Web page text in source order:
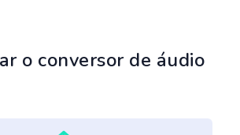
o conversor de áudio